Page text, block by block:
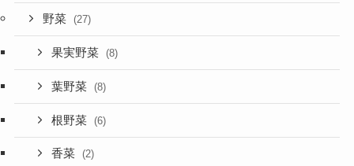
野菜 (27)
果実野菜 (8)
葉野菜 (8)
根野菜 (6)
香菜 (2)